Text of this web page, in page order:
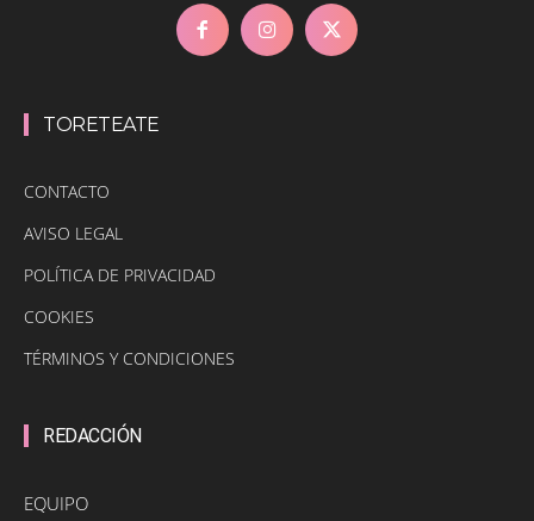
TORETEATE
CONTACTO
AVISO LEGAL
POLÍTICA DE PRIVACIDAD
COOKIES
TÉRMINOS Y CONDICIONES
REDACCIÓN
EQUIPO